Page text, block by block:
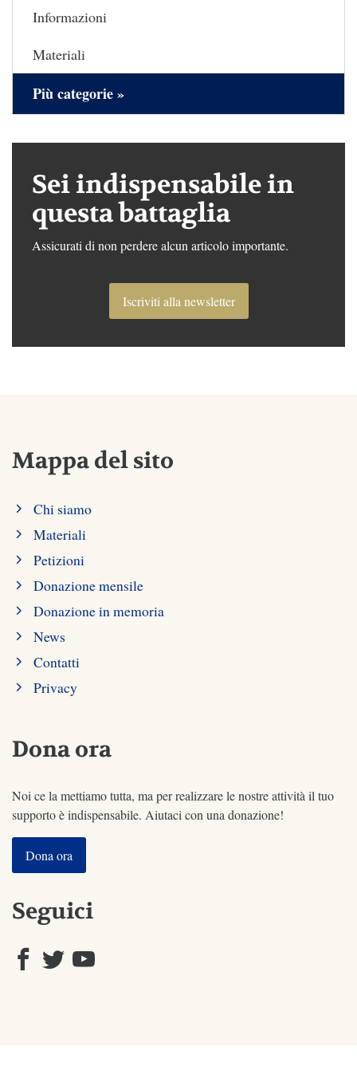
Informazioni
Materiali
Più categorie »
Sei indispensabile in
questa battaglia
Assicurati di non perdere alcun articolo importante.
Iscriviti alla newsletter
Mappa del sito
Chi siamo
Materiali
Petizioni
Donazione mensile
Donazione in memoria
News
Contatti
Privacy
Dona ora
Noi ce la mettiamo tutta, ma per realizzare le nostre attività il tuo
supporto è indispensabile. Aiutaci con una donazione!
Dona ora
Seguici